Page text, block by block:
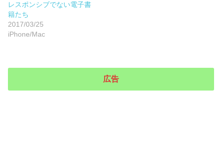
レスポンシブでない電子書
籍たち
2017/03/25
iPhone/Mac
広告